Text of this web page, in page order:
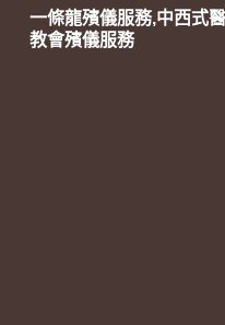
一條龍殯儀服務,中西式
教會殯儀服務